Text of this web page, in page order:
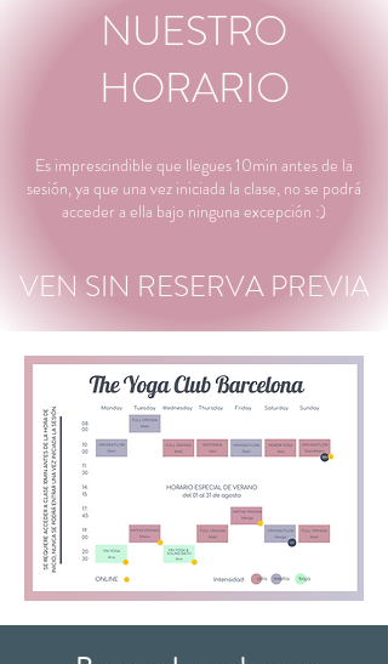
NUESTRO
HORARIO
Es imprescindible que llegues 10min antes de la
sesión, ya que una vez iniciada la clase, no se podrá
acceder a ella bajo ninguna excepción :)
​VEN SIN RESERVA PREVIA